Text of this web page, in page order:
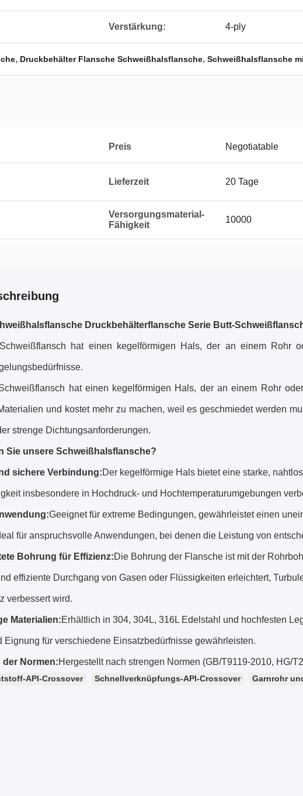
Verstärkung: 4-ply
, Druckbehälter Flansche Schweißhalsflansche, Schweißhalsflansche
Preis Negotiatable
Lieferzeit 20 Tage
Versorgungsmaterial-
Fähigkeit
10000
Druckbehälterflansche Serie Butt-
hat einen kegelförmigen Hals, der an einem Rohr
hat einen kegelförmigen Hals, der an einem Rohr
und kostet mehr zu machen, weil es geschmiedet werden
strenge Dichtungsanforderungen.
Sie unsere Schweißhalsflansche?
sichere Verbindung:Der kegelförmige Hals bietet eine starke,
insbesondere in Hochdruck- und Hochtemperaturumgebungen
Geeignet für extreme Bedingungen, gewährleistet einen
für anspruchsvolle Anwendungen, bei denen die Leistung von
Bohrung für Effizienz:Die Bohrung der Flansche ist mit der
effiziente Durchgang von Gasen oder Flüssigkeiten erleichtert,
verbessert wird.
Materialien:Erhältlich in 304, 304L, 316L Edelstahl und hochfesten
Eignung für verschiedene Einsatzbedürfnisse gewährleisten.
der Normen:Hergestellt nach strengen Normen (GB/T9119-2010, HG/
API-Crossover Schnellverknüpfungs-API-Crossover Garnrohr